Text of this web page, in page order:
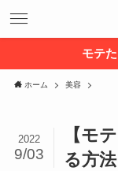
モテ
ホーム 美容
【モ
る方
2022
9/03